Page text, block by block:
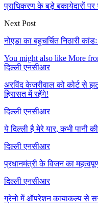
प्राधिकरण के बड़े बकायेदारों
Next Post
नोएडा का बहुचर्चित निठारी
You might also like More
दिल्ली एनसीआर
अरविंद केजरीवाल को कोर्ट से
हिरासत में रहेंगे!
दिल्ली एनसीआर
ये दिल्ली है मेरे यार, कभी पानी
दिल्ली एनसीआर
प्रधानमंत्री के विजन का
दिल्ली एनसीआर
ग्रेनो में ऑपरेशन कायाकल्प से